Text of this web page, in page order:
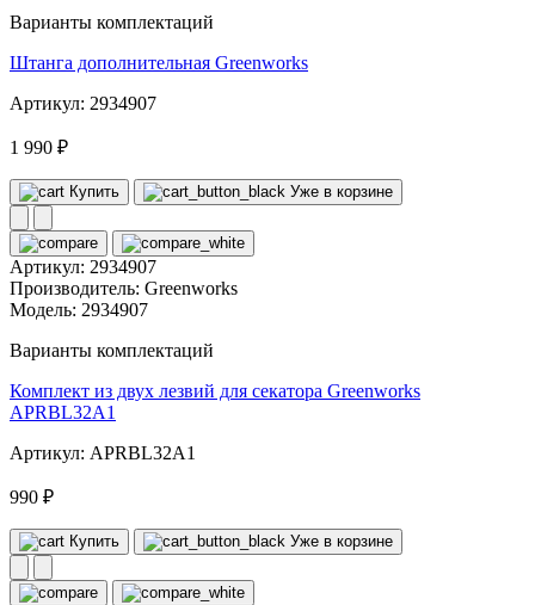
Варианты комплектаций
Штанга дополнительная Greenworks
Артикул: 2934907
1 990 ₽
Купить Уже в корзине
Артикул: 2934907
Производитель: Greenworks
Модель: 2934907
Варианты комплектаций
Комплект из двух лезвий для секатора Greenworks
APRBL32A1
Артикул: APRBL32A1
990 ₽
Купить Уже в корзине